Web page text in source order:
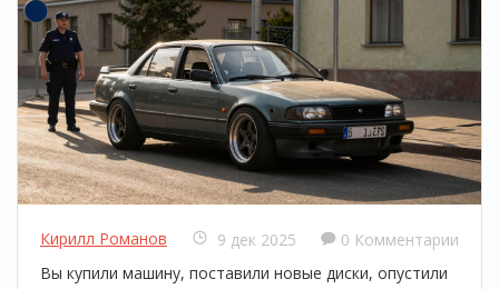
Кирилл Романов 9 дек 2025
0 Комментарии
Вы купили машину, поставили новые диски, опустили